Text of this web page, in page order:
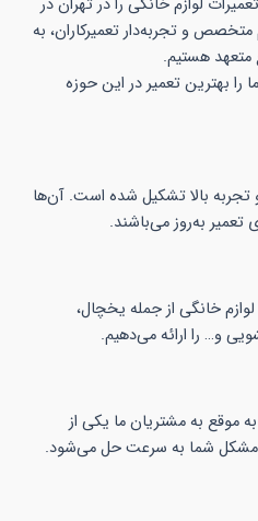
لوازم خانگی را در تهران در
متخصص و تجربه‌دار تعمیرکاران، به
متعهد هستیم.
را بهترین تعمیر در این حوزه
تجربه بالا تشکیل شده است. آن‌ها
به‌روز می‌باشند.
خانگی از جمله یخچال،
و… را ارائه می‌دهیم.
موقع به مشتریان ما یکی از
مشکل شما به سرعت حل می‌شود.